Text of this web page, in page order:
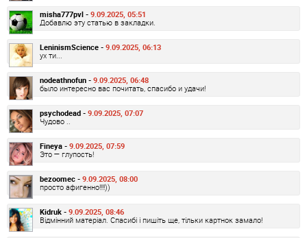
misha777pvl - 9.09.2025, 05:51
Добавлю эту статью в закладки.
LeninismScience - 9.09.2025, 06:13
ух ти...
nodeathnofun - 9.09.2025, 06:48
было интересно вас почитать, спасибо и удачи!
psychodead - 9.09.2025, 07:07
Чудово ..
Fineya - 9.09.2025, 07:59
Это — глупость!
bezoomec - 9.09.2025, 08:00
просто афигенно!!!!))
Kidruk - 9.09.2025, 08:46
Відмінний матеріал. Спасибі і пишіть ще, тільки картнок замало!